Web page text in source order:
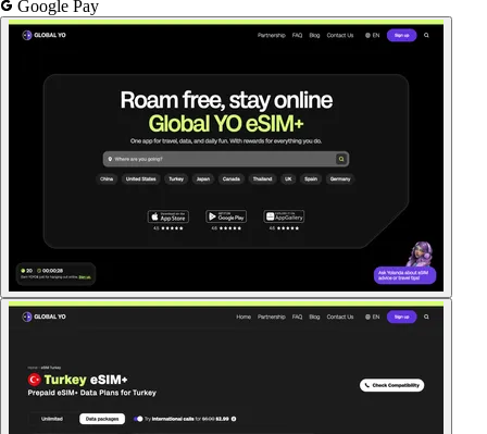
Google Pay